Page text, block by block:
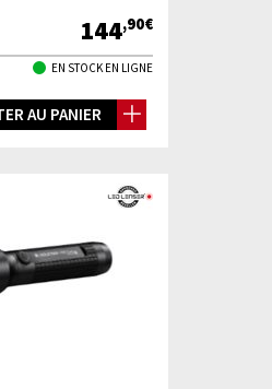
144,90€
EN STOCK EN LIGNE
AU PANIER